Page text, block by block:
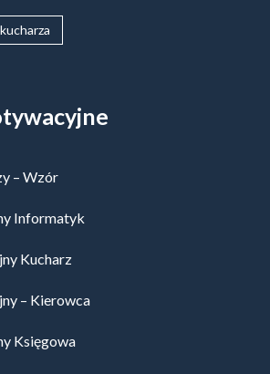
– Wzór
Informatyk
Kucharz
– Kierowca
Księgowa